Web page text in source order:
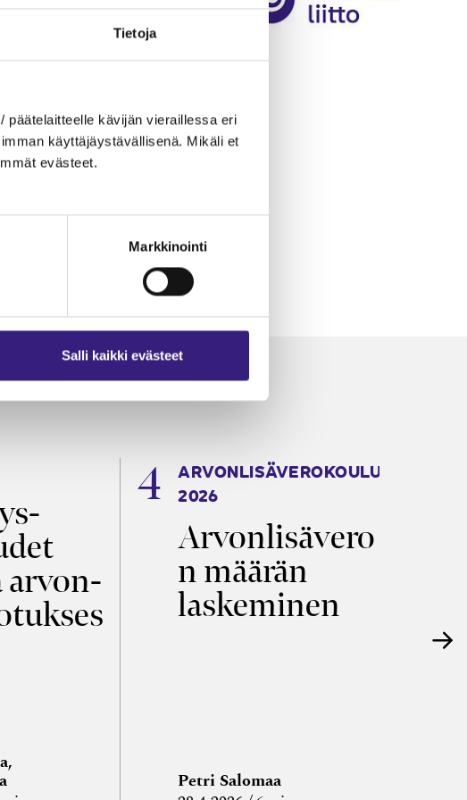
Tietoja
päätelaitteelle kävijän vieraillessa eri
käyttäjäystävällisenä. Mikäli et
evästeet.
Markkinointi
Salli kaikki evästeet
arvon­
ARVONLISÄVEROKOULU
2026
Arvonlisävero
n määrän
laskeminen
Petri Salomaa